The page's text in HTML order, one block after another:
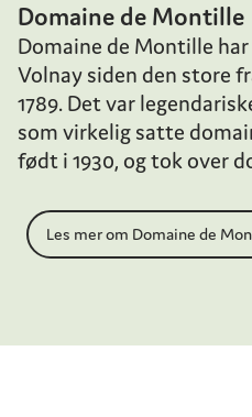
Domaine de Montille
Domaine de Montille
Volnay siden den store
1789. Det var
som virkelig satte
født i 1930, og tok over
personlighet har satt
domainets stil og viner.
Les mer om Domaine de